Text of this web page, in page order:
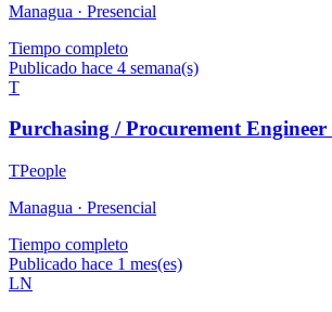
Managua · Presencial
Tiempo completo
Publicado hace 4 semana(s)
T
Purchasing / Procurement Engineer
TPeople
Managua · Presencial
Tiempo completo
Publicado hace 1 mes(es)
LN